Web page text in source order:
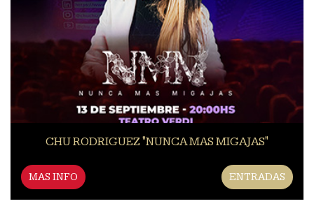
CHU RODRIGUEZ "NUNCA MAS MIGAJAS"
MAS INFO ENTRADAS